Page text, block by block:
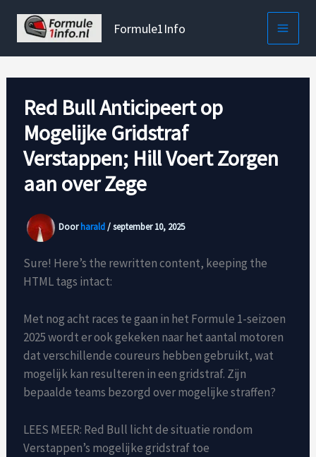
Formule1Info
Red Bull Anticipeert op
Mogelijke Gridstraf
Verstappen; Hill Voert Zorgen
aan over Zege
Doorharald/september 10, 2025
Sure! Here’s the rewritten content, keeping the
HTML tags intact:
Met nog acht races te gaan in het Formule 1-seizoen
2025 wordt er ook gekeken naar het aantal motoren
dat verschillende coureurs hebben gebruikt, wat
mogelijk kan resulteren in een gridstraf. Zijn
bepaalde teams bezorgd over mogelijke straffen?
LEES MEER: Red Bull licht de situatie rondom
Verstappen’s mogelijke gridstraf toe